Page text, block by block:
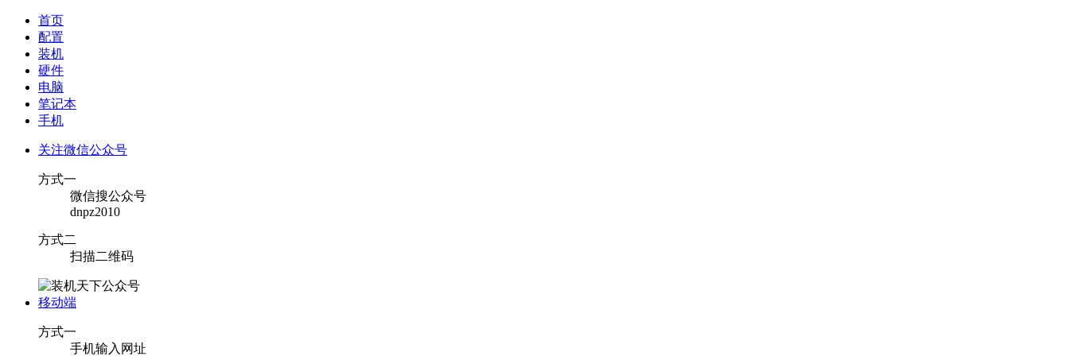
首页
配置
装机
硬件
电脑
笔记本
手机
关注微信公众号
方式一
微信搜公众号
dnpz2010
方式二
扫描二维码
移动端
方式一
手机输入网址